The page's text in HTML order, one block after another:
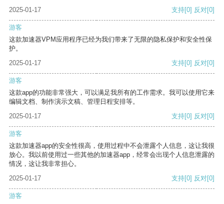
2025-01-17
支持[0] 反对[0]
游客
这款加速器VPM应用程序已经为我们带来了无限的隐私保护和安全性保
护。
2025-01-17
支持[0] 反对[0]
游客
这款app的功能非常强大，可以满足我所有的工作需求。我可以使用它来
编辑文档、制作演示文稿、管理日程安排等。
2025-01-17
支持[0] 反对[0]
游客
这款加速器app的安全性很高，使用过程中不会泄露个人信息，这让我很
放心。我以前使用过一些其他的加速器app，经常会出现个人信息泄露的
情况，这让我非常担心。
2025-01-17
支持[0] 反对[0]
游客